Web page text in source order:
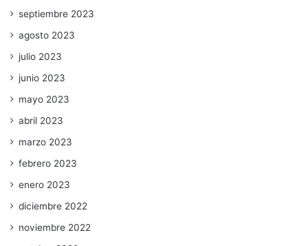
septiembre 2023
agosto 2023
julio 2023
junio 2023
mayo 2023
abril 2023
marzo 2023
febrero 2023
enero 2023
diciembre 2022
noviembre 2022